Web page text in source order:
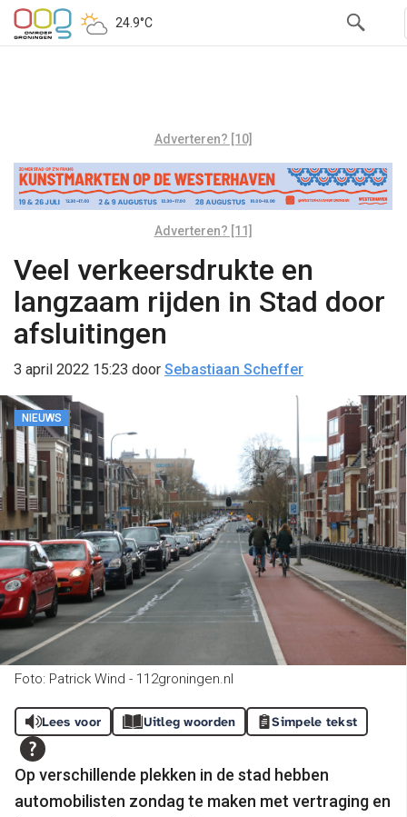
24.9°C
Adverteren? [10]
Adverteren? [11]
Veel verkeersdrukte en
langzaam rijden in Stad door
afsluitingen
3 april 2022 15:23 door Sebastiaan Scheffer
NIEUWS
Foto: Patrick Wind - 112groningen.nl
Lees voor Uitleg woorden Simpele tekst
Op verschillende plekken in de stad hebben
automobilisten zondag te maken met vertraging en